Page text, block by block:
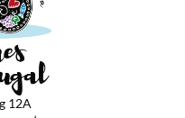
12A